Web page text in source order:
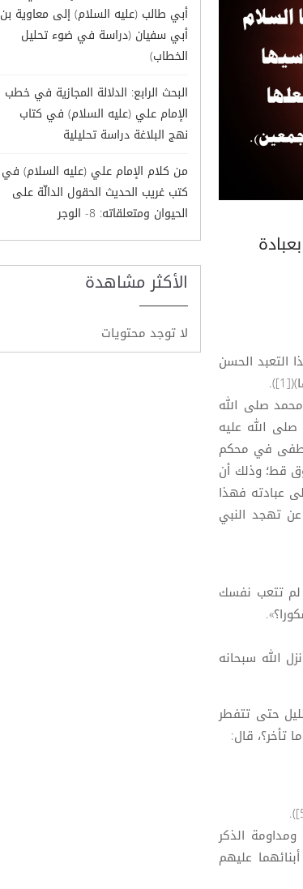
التعبد الحسن
صلى الله
صلى الله عليه
في محكم
قط؛ وذلك أن
عبادته فهذا
تهجد النبي
لم تتعب نفسك
الله سبحانه
حتى تتفطر
تأخر؟، قال:
الذكر
عليهم
أبي طالب (عليه السلام) إلى معاوية بن
أبي سفيان (دراسة في ضوء تحليل
الخطاب)
البحث الرابع: الدلالة المجازية في خطب
الإمام علي (عليه السلام) في كتاب
نهج البلاغة دراسة تحليلية
من كلام الإمام علي (عليه السلام) في
كتب غريب الحديث الحقول الدالّة على
الحيوان ومتعلقاته: 8- الوجر
الأكثر مشاهدة
لا توجد محتويات